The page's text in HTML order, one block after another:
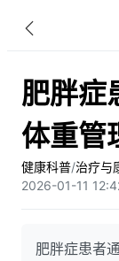
肥胖症
体重管
健康科普/治疗与
2026-01-11
肥胖症患者